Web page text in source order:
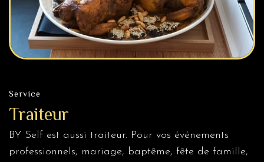
Service
Traiteur
BY Self est aussi traiteur. Pour vos événements
professionnels, mariage, baptême, fête de famille,